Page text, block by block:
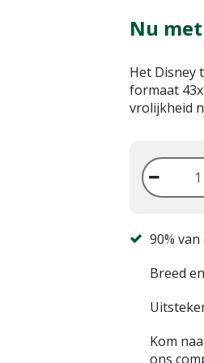
Nu
Het Disney
formaat
vrolijkheid
90%
Breed
Kom
ons